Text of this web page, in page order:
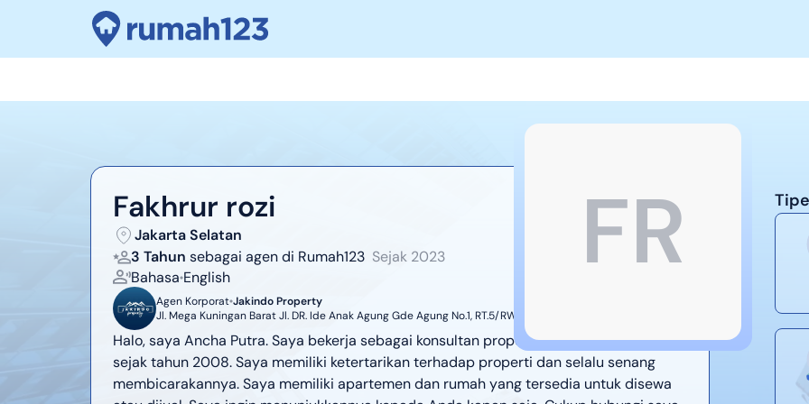
FR
Fakhrur rozi
Jakarta Selatan
3 Tahun sebagai agen di Rumah123 Sejak 2023
Bahasa English
Agen Korporat Jakindo Property
Jl. Mega Kuningan Barat Jl. DR. Ide Anak Agung Gde Agung No.1, RT.5/RW.2, Kuningan, Kuningan Tim.,
Kecamatan Setiabudi, Kota Jakarta Selatan, Daerah Khusus Ibukota Jakarta 12950
Halo, saya Ancha Putra. Saya bekerja sebagai konsultan properti di Jakindo Property
sejak tahun 2008. Saya memiliki ketertarikan terhadap properti dan selalu senang
membicarakannya. Saya memiliki apartemen dan rumah yang tersedia untuk disewa